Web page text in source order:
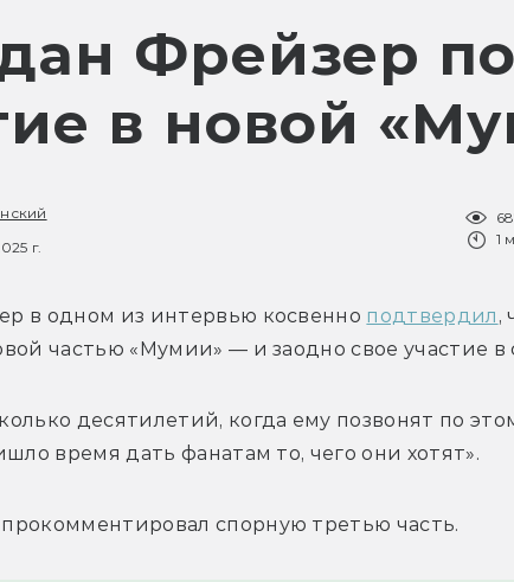
Фрейзер
в новой
г.
1
в одном из интервью косвенно подтвердил ,
частью «Мумии» — и заодно свое участие в
десятилетий, когда ему позвонят по
время дать фанатам то, чего они хотят».
спорную третью часть.